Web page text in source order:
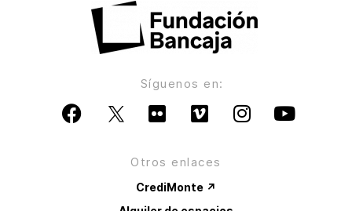
Síguenos en:
Otros enlaces
CrediMonte ↗